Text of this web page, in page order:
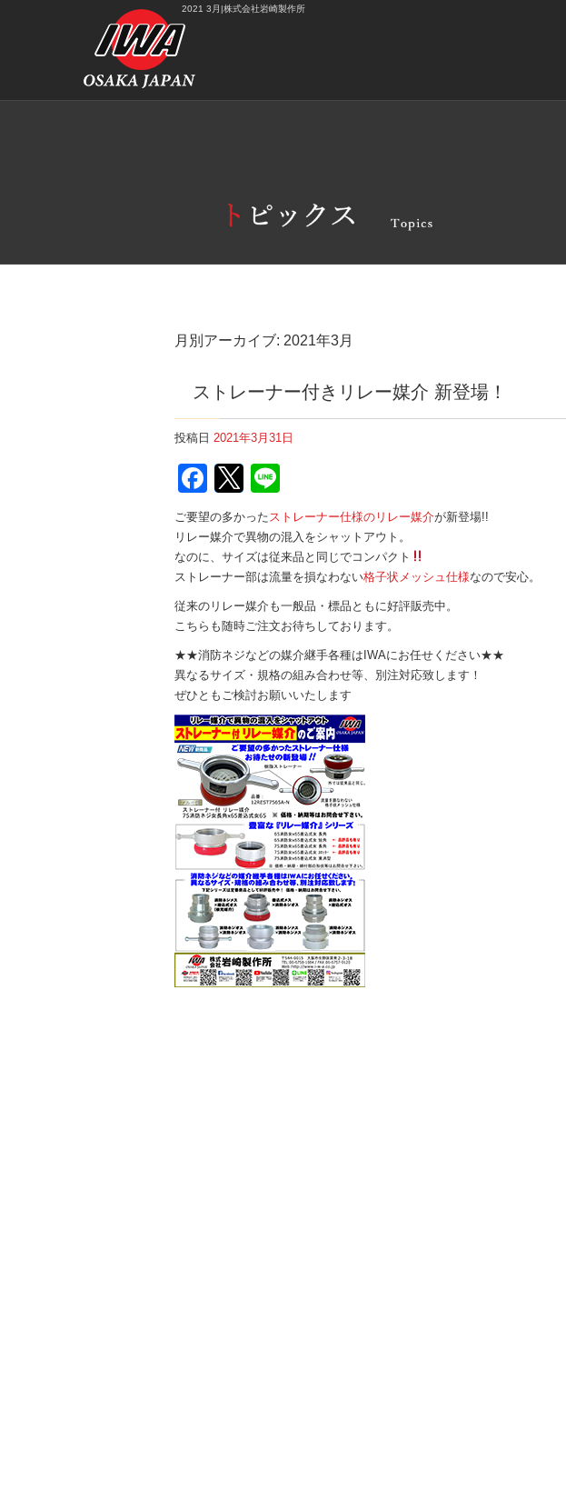
2021 3月|株式会社岩崎製作所
月別アーカイブ: 2021年3月
ストレーナー付きリレー媒介 新登場！
投稿日 2021年3月31日
Facebook
Twitter
ご要望の多かった ストレーナー仕様のリレー媒介が新登場!!
リレー媒介で異物の混入をシャットアウト。
なのに、サイズは従来品と同じでコンパクト
ストレーナー部は流量を損なわない格子状メッシュ仕様なので安心。
従来のリレー媒介も一般品・標品ともに好評販売中。
こちらも随時ご注文お待ちしております。
★★消防ネジなどの媒介継手各種はIWAにお任せください★★
異なるサイズ・規格の組み合わせ等、別注対応致します！
ぜひともご検討お願いいたします